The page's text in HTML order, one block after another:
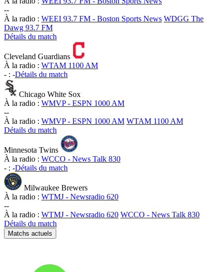
--
À la radio : WEEI 93.7 FM - Boston Sports News WDGG The
Dawg 93.7 FM
Détails du match
Cleveland Guardians
À la radio : WTAM 1100 AM
- : -Détails du match
Chicago White Sox
À la radio : WMVP - ESPN 1000 AM
--
À la radio : WMVP - ESPN 1000 AM WTAM 1100 AM
Détails du match
Minnesota Twins
À la radio : WCCO - News Talk 830
- : -Détails du match
Milwaukee Brewers
À la radio : WTMJ - Newsradio 620
--
À la radio : WTMJ - Newsradio 620 WCCO - News Talk 830
Détails du match
Matchs actuels